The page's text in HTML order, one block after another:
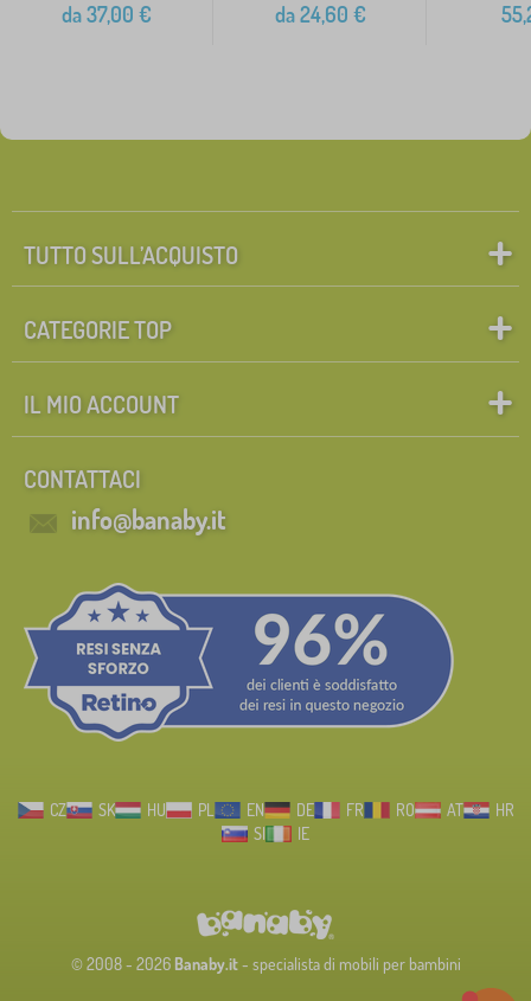
da37,00 € da24,60 €
TUTTO SULL’ACQUISTO
CATEGORIE TOP
IL MIO ACCOUNT
CONTATTACI
info@banaby.it
CZ SK HU PL EN DE FR RO AT
HR
SI
IE
© 2008 - 2026 Banaby.it- specialista di mobili per bambini